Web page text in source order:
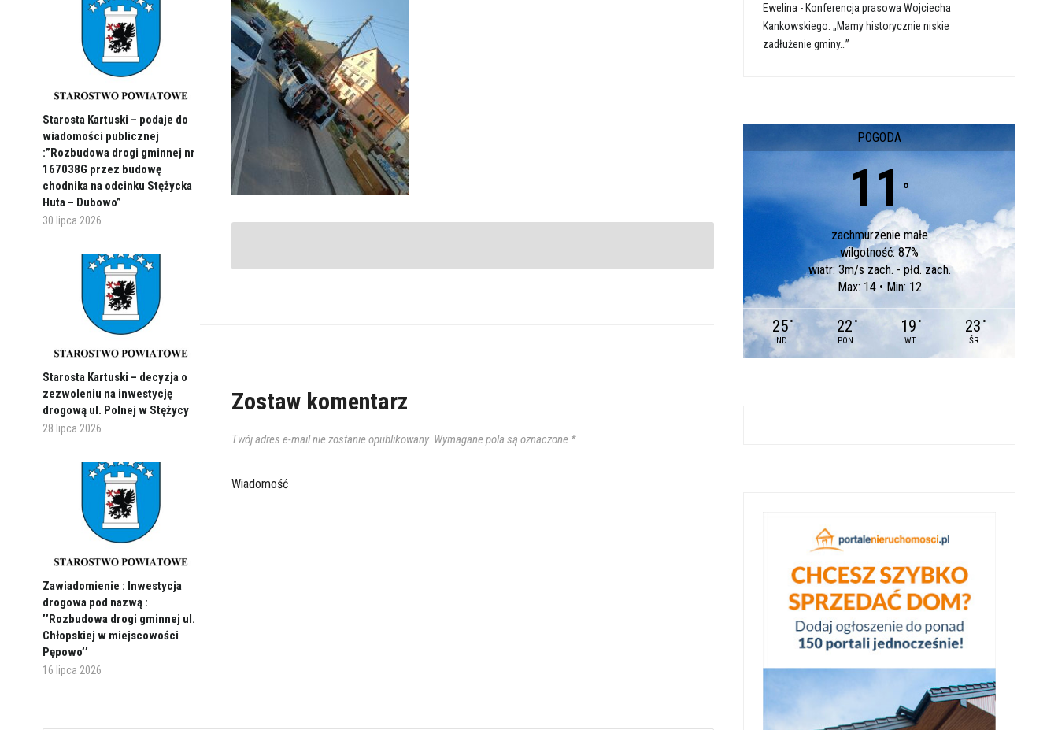
Starosta Kartuski – podaje do
wiadomości publicznej
:”Rozbudowa drogi gminnej nr
167038G przez budowę
chodnika na odcinku Stężycka
Huta – Dubowo”
30 lipca 2026
Starosta Kartuski – decyzja o
zezwoleniu na inwestycję
drogową ul. Polnej w Stężycy
28 lipca 2026
Zawiadomienie : Inwestycja
drogowa pod nazwą :
’’Rozbudowa drogi gminnej ul.
Chłopskiej w miejscowości
Pępowo’’
16 lipca 2026
Zostaw komentarz
Twój adres e-mail nie zostanie opublikowany. Wymagane pola są oznaczone *
Wiadomość
Ewelina - Konferencja prasowa Wojciecha
Kankowskiego: „Mamy historycznie niskie
zadłużenie gminy…”
POGODA
11 °
zachmurzenie małe
wilgotność: 87%
wiatr: 3m/s zach. - płd. zach.
Max: 14 • Min: 12
25 °
ND
22 °
PON
19 °
WT
23 °
ŚR